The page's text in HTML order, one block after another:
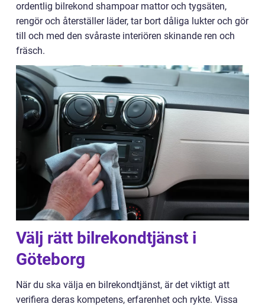
ordentlig bilrekond shampoar mattor och tygsäten,
rengör och återställer läder, tar bort dåliga lukter och gör
till och med den svåraste interiören skinande ren och
fräsch.
Välj rätt bilrekondtjänst i
Göteborg
När du ska välja en bilrekondtjänst, är det viktigt att
verifiera deras kompetens, erfarenhet och rykte. Vissa